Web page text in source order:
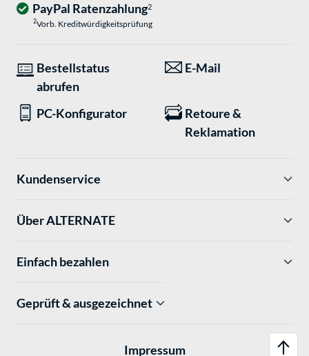
PayPal Ratenzahlung2
2Vorb. Kreditwürdigkeitsprüfung
Bestellstatus
abrufen
E-Mail
PC-Konfigurator
Retoure &
Reklamation
Kundenservice
Über ALTERNATE
Einfach bezahlen
Geprüft & ausgezeichnet
Impressum